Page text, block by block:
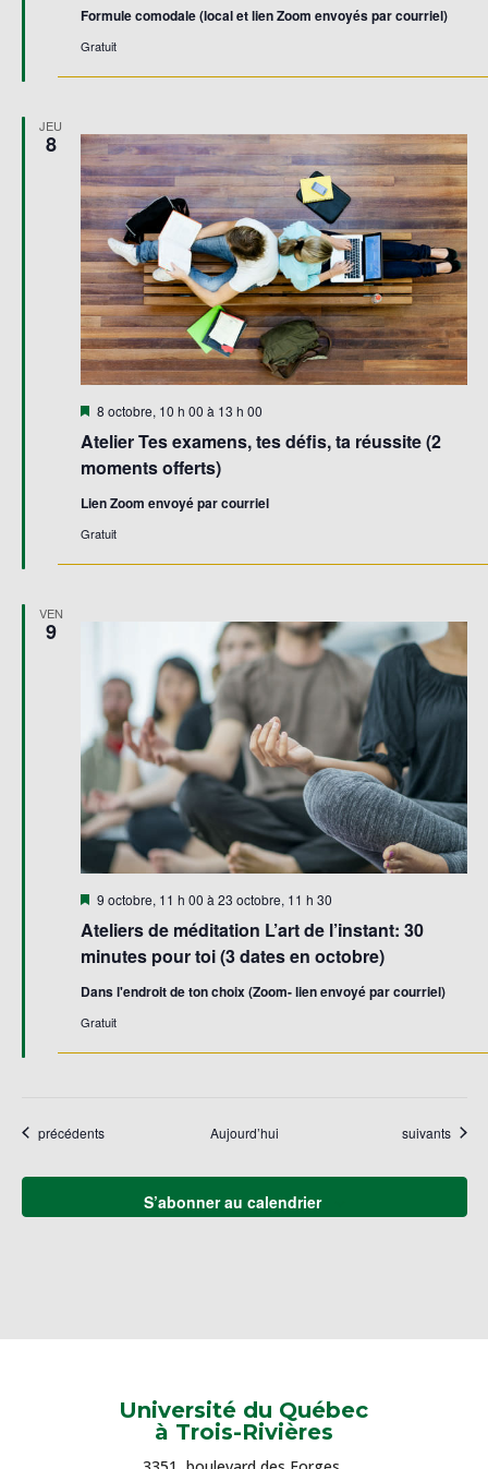
Formule comodale (local et lien Zoom envoyés par courriel)
Gratuit
JEU
8
Atelier Tes examens, tes défis, ta réussite (2
moments offerts)
Mis
avant
8 octobre, 10 h 00 à 13 h 00
Lien Zoom envoyé par courriel
Gratuit
VEN
9
Ateliers de méditation L’art de l’instant: 30
minutes pour toi (3 dates en octobre)
Mis
avant
9 octobre, 11 h 00 à 23 octobre, 11 h 30
Dans l'endroit de ton choix (Zoom- lien envoyé par courriel)
Gratuit
Évènements
précédents Aujourd’hui Évènements
suivants
S’abonner au calendrier
Université du Québec
à Trois-Rivières